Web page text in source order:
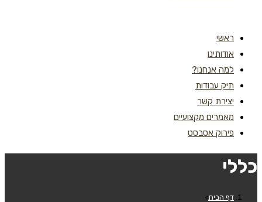
ראשי
אודותינו
למה אנחנו?
תיק עבודות
יצירת קשר
מאמרים מקצועיים
פירוק אסבסט
כללי
דף הבית>